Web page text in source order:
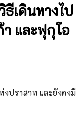
ธีเดินทางไป
า และฟุกุโอ
งปราสาท และยังคงมี